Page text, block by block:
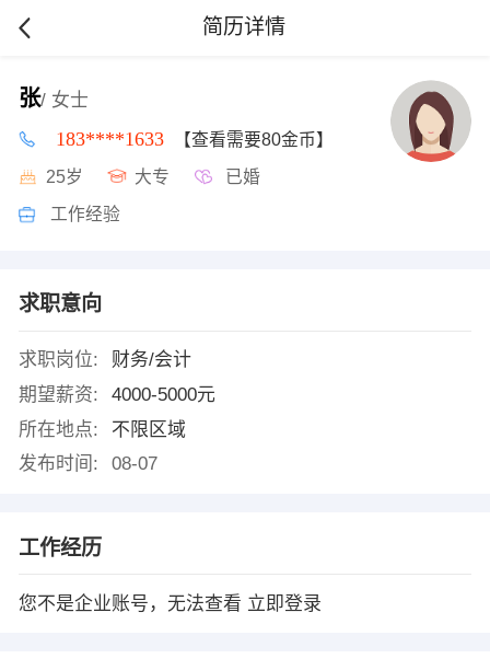
简历详情
张/ 女士
183****1633 【查看需要80金币】
25岁 大专 已婚
工作经验
求职意向
求职岗位:
财务/会计
期望薪资:
4000-5000元
所在地点:
不限区域
发布时间:
08-07
工作经历
您不是企业账号，无法查看 立即登录